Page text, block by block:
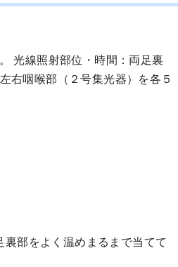
光線照射部位・時間：両足裏
右咽喉部（２号集光器）を各５
部をよく温めまるまで当てて